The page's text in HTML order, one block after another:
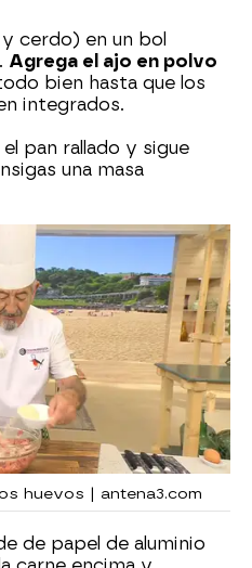
cerdo) en un bol
Agrega el ajo en polvo
bien hasta que los
integrados.
pan rallado y sigue
una masa
huevos | antena3.com
de papel de aluminio